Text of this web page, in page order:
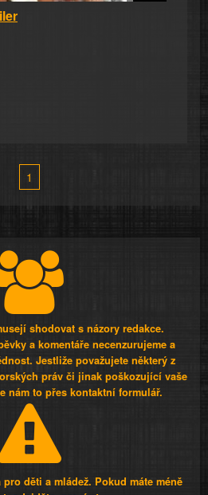
1
shodovat s názory redakce.
a komentáře necenzurujeme a
Jestliže považujete některý z
práv či jinak poškozující vaše
nám to přes kontaktní formulář.
děti a mládež. Pokud máte méně